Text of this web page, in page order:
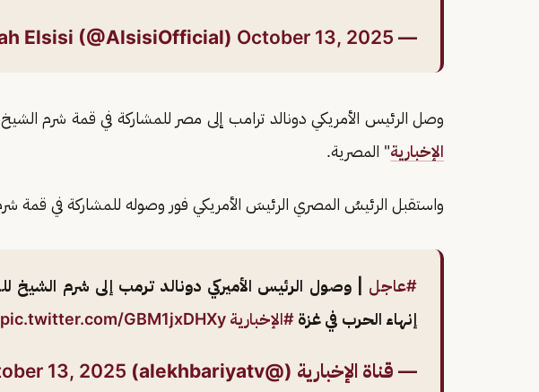
— Abdelfattah Elsisi (@AlsisiOfficial)
October 13, 2025
وصل الرئيس الأمريكي دونالد ترامب إلى مصر للمشاركة في قمة شرم
الإخبارية" المصرية.
واستقبل الرئيسُ المصري الرئيسَ الأمريكي فور وصوله للمشاركة في قمة
#عاجل | وصول الرئيس الأميركي دونالد ترمب إلى شرم الشيخ
إنهاء الحرب في غزة #الإخبارية pic.twitter.com/GBM1jxDHXy
— قناة الإخبارية (@alekhbariyatv) 13, 2025